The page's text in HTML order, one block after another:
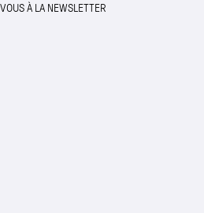
À LA NEWSLETTER